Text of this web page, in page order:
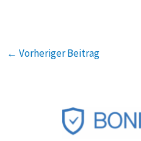
← Vorheriger Beitrag